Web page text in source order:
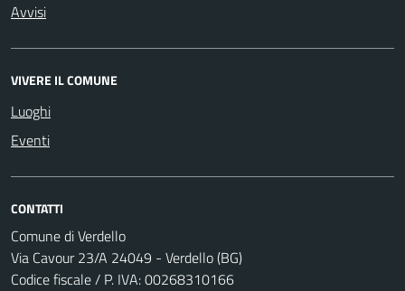
Avvisi
VIVERE IL COMUNE
Luoghi
Eventi
CONTATTI
Comune di Verdello
Via Cavour 23/A 24049 - Verdello (BG)
Codice fiscale / P. IVA: 00268310166